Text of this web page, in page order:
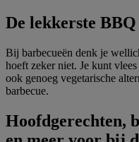
De lekkerste
Bij barbecueën denk je
hoeft zeker niet. Je kunt
ook genoeg vegetarische
barbecue.
Hoofdgerechten,